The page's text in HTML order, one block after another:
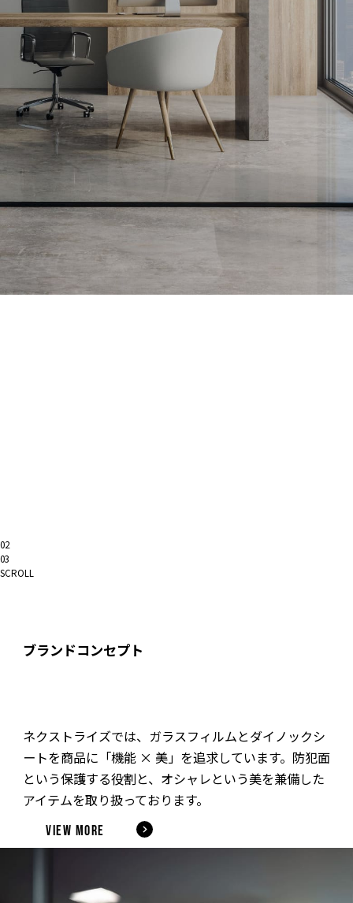
02
03
SCROLL
ブランドコンセプト
ネクストライズでは、ガラスフィルムとダイノックシ
ートを商品に「機能 × 美」を追求しています。防犯面
という保護する役割と、オシャレという美を兼備した
アイテムを取り扱っております。
VIEW MORE